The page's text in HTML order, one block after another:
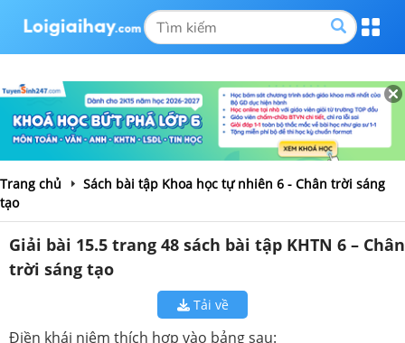
Trang chủ
Sách bài tập Khoa học tự nhiên 6 - Chân trời sáng
tạo
Giải bài 15.5 trang 48 sách bài tập KHTN 6 – Chân
trời sáng tạo
Tải về
Điền khái niệm thích hợp vào bảng sau: